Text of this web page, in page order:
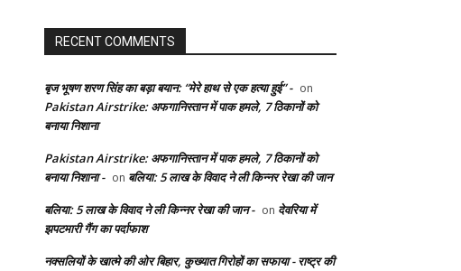
RECENT COMMENTS
बृज भूषण शरण सिंह का बड़ा बयान: “मेरे हाथ से एक हत्या हुई” - on
Pakistan Airstrike: अफगानिस्तान में पाक हमले, 7 ठिकानों को
बनाया निशाना
Pakistan Airstrike: अफगानिस्तान में पाक हमले, 7 ठिकानों को
बनाया निशाना - on बलिया: 5 लाख के विवाद ने ली किन्नर रेखा की जान
बलिया: 5 लाख के विवाद ने ली किन्नर रेखा की जान - on देवरिया में
झपटमारी गैंग का पर्दाफाश
नक्सलियों के खात्मे की ओर बिहार, कुख्यात गिरोहों का सफाया - राष्ट्र की